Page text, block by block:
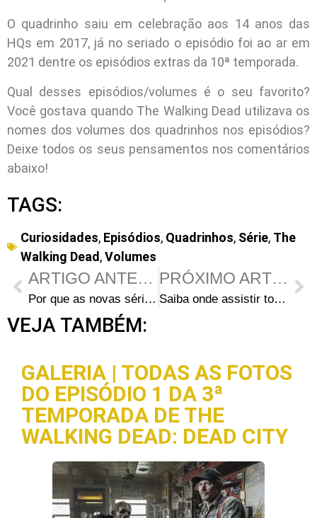
O quadrinho saiu em celebração aos 14 anos das
HQs em 2017, já no seriado o episódio foi ao ar em
2021 dentre os episódios extras da 10ª temporada.
Qual desses episódios/volumes é o seu favorito?
Você gostava quando The Walking Dead utilizava os
nomes dos volumes dos quadrinhos nos episódios?
Deixe todos os seus pensamentos nos comentários
abaixo!
TAGS:
Curiosidades, Episódios, Quadrinhos, Série, The
Walking Dead ,Volumes
ARTIGO ANTERIOR
Por que as novas séries de The Walking Dead só terão 6 episódios?
PRÓXIMO ARTIGO
Saiba onde assistir todas as temporadas de Fear the Walking Dead online
VEJA TAMBÉM:
GALERIA | TODAS AS FOTOS
DO EPISÓDIO 1 DA 3ª
TEMPORADA DE THE
WALKING DEAD: DEAD CITY